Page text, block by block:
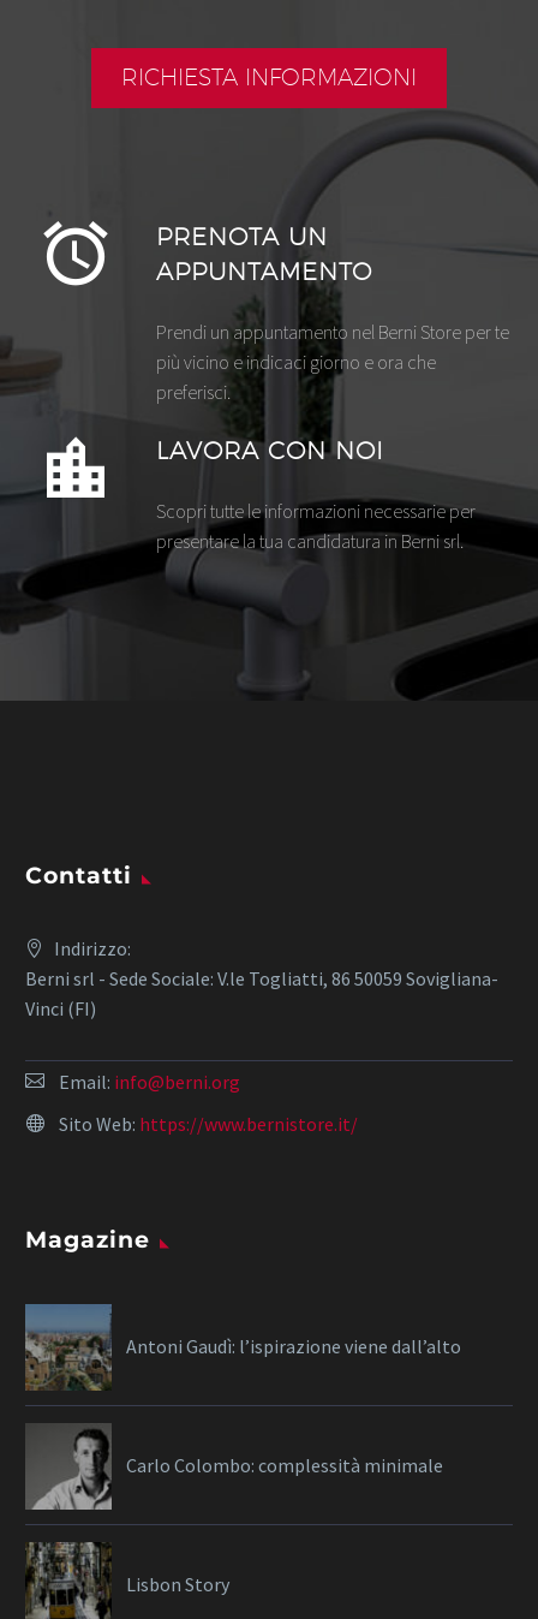
RICHIESTA INFORMAZIONI
PRENOTA UN
APPUNTAMENTO
Prendi un appuntamento nel Berni Store per te
più vicino e indicaci giorno e ora che
preferisci.
LAVORA CON NOI
Scopri tutte le informazioni necessarie per
presentare la tua candidatura in Berni srl.
Contatti
Indirizzo:
Berni srl - Sede Sociale: V.le Togliatti, 86 50059 Sovigliana-
Vinci (FI)
Email: info@berni.org
Sito Web: https://www.bernistore.it/
Magazine
Antoni Gaudì: l’ispirazione viene dall’alto
Carlo Colombo: complessità minimale
Lisbon Story